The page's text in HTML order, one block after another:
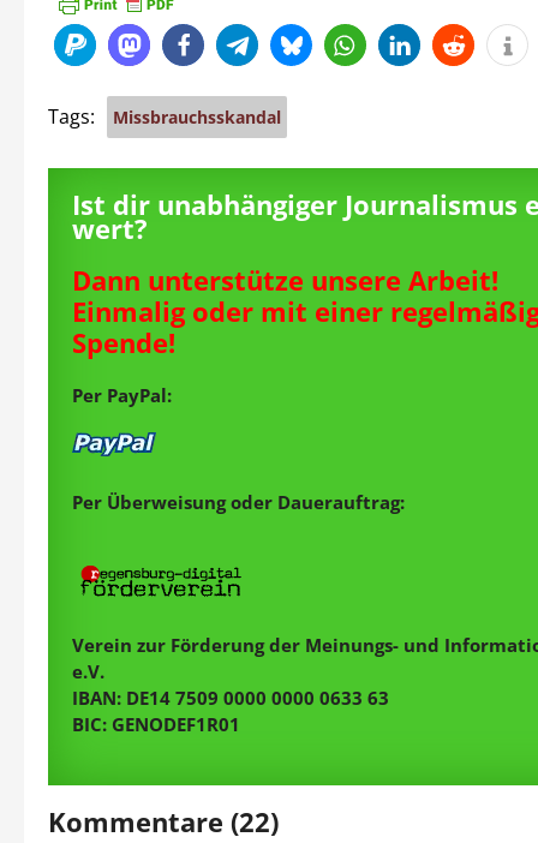
Tags: Missbrauchsskandal
Ist dir unabhängiger Journalismus
wert?
Dann unterstütze unsere Arbeit!
Einmalig oder mit einer
Spende!
Per PayPal:
Per Überweisung oder Dauerauftrag:
Verein zur Förderung der Meinungs- und
e.V.
IBAN: DE14 7509 0000 0000 0633 63
BIC: GENODEF1R01
Kommentare (22)